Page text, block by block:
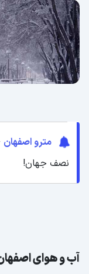
مترو اصفهان
نصف جهان!
آب و هوای